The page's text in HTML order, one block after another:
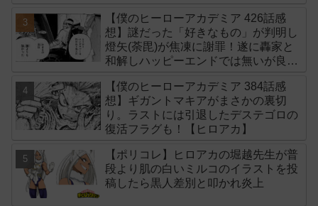
【僕のヒーローアカデミア 426話感
想】謎だった「好きなもの」が判明し
燈矢(荼毘)が焦凍に謝罪！遂に轟家と
和解しハッピーエンドでは無いが良い
【僕のヒーローアカデミア 384話感
想】ギガントマキアがまさかの裏切
り。ラストには引退したデステゴロの
復活フラグも！【ヒロアカ】
【ポリコレ】ヒロアカの堀越先生が普
段より肌の白いミルコのイラストを投
稿したら黒人差別と叩かれ炎上